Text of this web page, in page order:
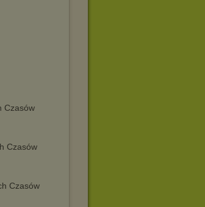
Czasów
Czasów
Czasów